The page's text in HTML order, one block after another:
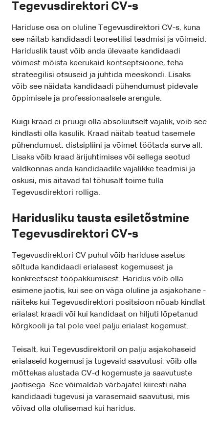
Tegevusdirektori CV-s
Hariduse osa on oluline Tegevusdirektori CV-s, kuna
see näitab kandidaadi teoreetilisi teadmisi ja võimeid.
Hariduslik taust võib anda ülevaate kandidaadi
võimest mõista keerukaid kontseptsioone, teha
strateegilisi otsuseid ja juhtida meeskondi. Lisaks
võib see näidata kandidaadi pühendumust pidevale
õppimisele ja professionaalsele arengule.
Kuigi kraad ei pruugi olla absoluutselt vajalik, võib see
kindlasti olla kasulik. Kraad näitab teatud tasemele
pühendumust, distsipliini ja võimet töötada surve all.
Lisaks võib kraad ärijuhtimises või sellega seotud
valdkonnas anda kandidaadile vajalikke teadmisi ja
oskusi, mis aitavad tal tõhusalt toime tulla
Tegevusdirektori rolliga.
Haridusliku tausta esiletõstmine
Tegevusdirektori CV-s
Tegevusdirektori CV puhul võib hariduse asetus
sõltuda kandidaadi erialasest kogemusest ja
konkreetsest tööpakkumisest. Haridus võib olla
esimene jaotis, kui see on väga oluline ja asjakohane -
näiteks kui Tegevusdirektori positsioon nõuab kindlat
erialast kraadi või kui kandidaat on hiljuti lõpetanud
kõrgkooli ja tal pole veel palju erialast kogemust.
Teisalt, kui Tegevusdirektoril on palju asjakohaseid
erialaseid kogemusi ja tugevaid saavutusi, võib olla
mõttekas alustada CV-d kogemuste ja saavutuste
jaotisega. See võimaldab värbajatel kiiresti näha
kandidaadi tugevusi ja varasemaid saavutusi, mis
võivad olla olulisemad kui haridus.